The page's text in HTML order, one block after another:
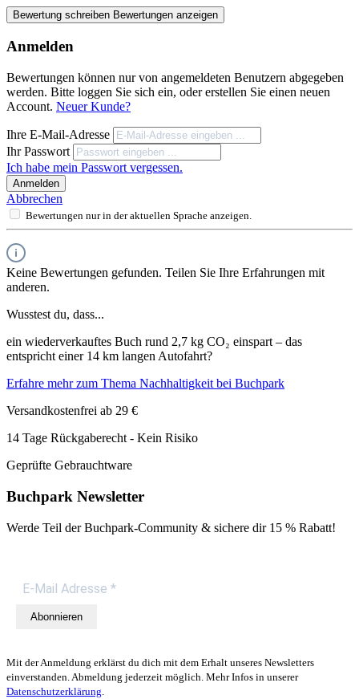
Bewertung schreiben Bewertungen anzeigen
Anmelden
Bewertungen können nur von angemeldeten Benutzern abgegeben
werden. Bitte loggen Sie sich ein, oder erstellen Sie einen neuen
Account. Neuer Kunde?
Ihre E-Mail-Adresse
Ihr Passwort
Ich habe mein Passwort vergessen.
Anmelden
Abbrechen
Bewertungen nur in der aktuellen Sprache anzeigen.
Keine Bewertungen gefunden. Teilen Sie Ihre Erfahrungen mit
anderen.
Wusstest du, dass...
ein wiederverkauftes Buch rund 2,7 kg CO₂ einspart – das
entspricht einer 14 km langen Autofahrt?
Erfahre mehr zum Thema Nachhaltigkeit bei Buchpark
Versandkostenfrei ab 29 €
14 Tage Rückgaberecht - Kein Risiko
Geprüfte Gebrauchtware
Buchpark Newsletter
Werde Teil der Buchpark-Community & sichere dir 15 % Rabatt!
Abonnieren
Mit der Anmeldung erklärst du dich mit dem Erhalt unseres Newsletters
einverstanden. Abmeldung jederzeit möglich. Mehr Infos in unserer
Datenschutzerklärung